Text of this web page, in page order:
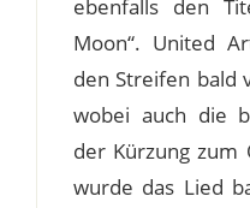
ebenfalls den
Moon“. United
den Streifen bald
wobei auch die
der Kürzung zum
wurde das Lied